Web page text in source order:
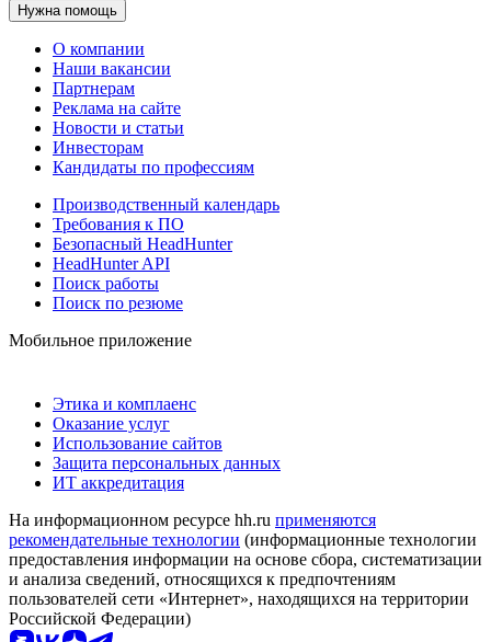
Нужна помощь
О компании
Наши вакансии
Партнерам
Реклама на сайте
Новости и статьи
Инвесторам
Кандидаты по профессиям
Производственный календарь
Требования к ПО
Безопасный HeadHunter
HeadHunter API
Поиск работы
Поиск по резюме
Мобильное приложение
Этика и комплаенс
Оказание услуг
Использование сайтов
Защита персональных данных
ИТ аккредитация
На информационном ресурсе hh.ru применяются
рекомендательные технологии (информационные технологии
предоставления информации на основе сбора, систематизации
и анализа сведений, относящихся к предпочтениям
пользователей сети «Интернет», находящихся на территории
Российской Федерации)